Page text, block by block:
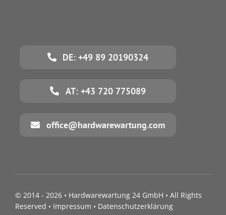
DE: +49 89 20190324
AT: +43 720 775089
office@hardwarewartung.com
© 2014 - 2026 • Hardwarewartung 24 GmbH • All Rights
Reserved • Impressum • Datenschutzerklärung